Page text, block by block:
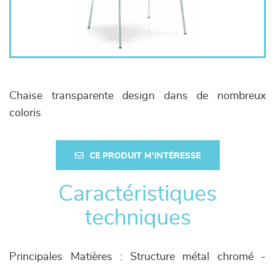
Chaise transparente design dans de nombreux
coloris
CE PRODUIT M'INTÉRESSE
Caractéristiques
techniques
Principales Matières : Structure métal chromé -